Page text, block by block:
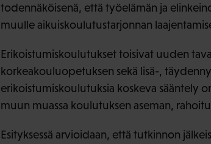
todennäköisenä, että työelämän ja
muulle aikuiskoulutustarjonnan
Erikoistumiskoulutukset toisivat uuden
korkeakouluopetuksen sekä lisä-,
erikoistumiskoulutuksia koskeva sääntely
muun muassa koulutuksen aseman,
Esityksessä arvioidaan, että tutkinnon